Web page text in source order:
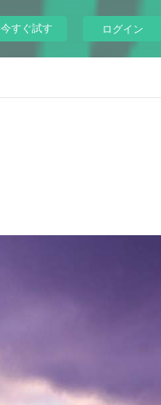
今すぐ試す ログイン